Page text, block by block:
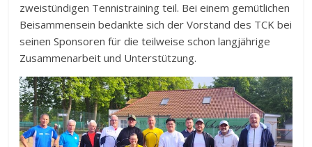
zweistündigen Tennistraining teil. Bei einem gemütlichen
Beisammensein bedankte sich der Vorstand des TCK bei
seinen Sponsoren für die teilweise schon langjährige
Zusammenarbeit und Unterstützung.